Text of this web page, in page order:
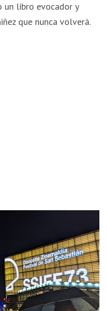
un libro evocador y
que nunca volverá.